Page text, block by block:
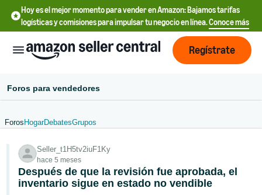
Hoy es el mejor momento para vender en Amazon: Bajamos tarifas
logísticas y comisiones para impulsar tu negocio en línea.Conoce más
FR
中
Regístrate
Foros para vendedores
Foros HogarDebatesGrupos
Seller_t1H5tv2iuF1Ky
hace 5 meses
Después de que la revisión fue aprobada, el
inventario sigue en estado no vendible